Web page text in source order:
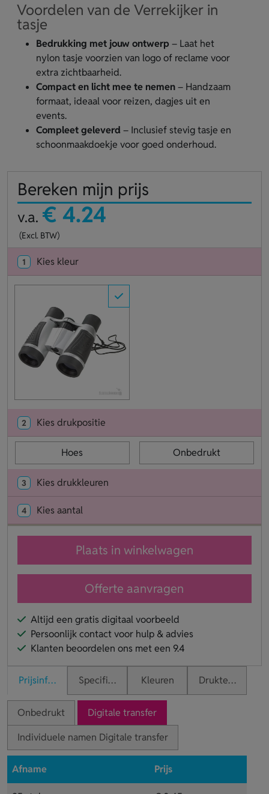
Voordelen van de Verrekijker in
tasje
Bedrukking met jouw ontwerp – Laat het
nylon tasje voorzien van logo of reclame voor
extra zichtbaarheid.
Compact en licht mee te nemen– Handzaam
formaat, ideaal voor reizen, dagjes uit en
events.
Compleet geleverd– Inclusief stevig tasje en
schoonmaakdoekje voor goed onderhoud.
Bereken mijn prijs
v.a. € 4.24
(Excl. BTW)
1 Kies kleur
2 Kies drukpositie
Hoes Onbedrukt
3 Kies drukkleuren
4 Kies aantal
Plaats in winkelwagen
Offerte aanvragen
Altijd een gratis digitaal voorbeeld
Persoonlijk contact voor hulp & advies
Klanten beoordelen ons met een 9.4
PrijsinformatieSpecificaties Kleuren Druktechnieken
Onbedrukt
Digitale transfer
Individuele namen Digitale transfer
Afname Prijs